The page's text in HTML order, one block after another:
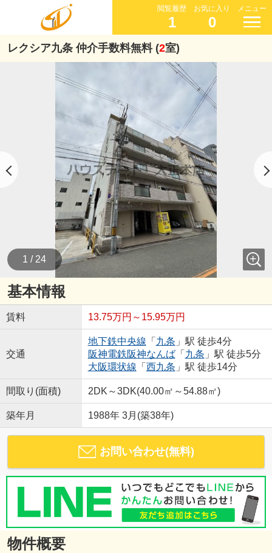
閲覧履歴
1
お気に入り
0
メニュー
レクシア九条 仲介手数料無料 (2室)
1 / 24
基本情報
賃料 13.75万円～15.95万円
交通
地下鉄中央線 「 九条 」駅 徒歩4分
阪神電鉄阪神なんば「 九条 」駅 徒歩5分
大阪環状線 「 西九条 」駅 徒歩14分
間取り(面積) 2DK～3DK(40.00㎡～54.88㎡)
築年月 1988年 3月(築38年)
お問い合わせ(無料)
物件概要